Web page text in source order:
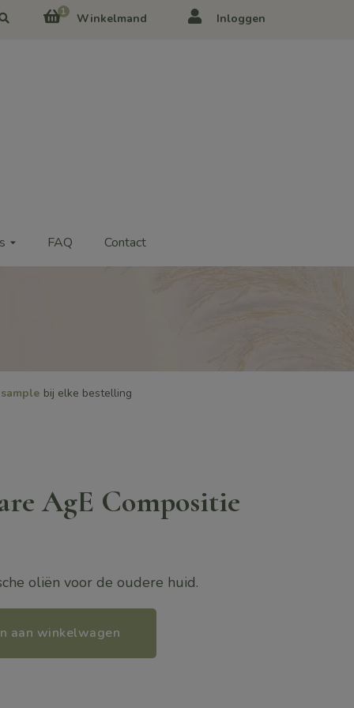
1 Winkelmand Inloggen
FAQ Contact
sample bij elke bestelling
AgE Compositie
oliën voor de oudere huid.
aan winkelwagen